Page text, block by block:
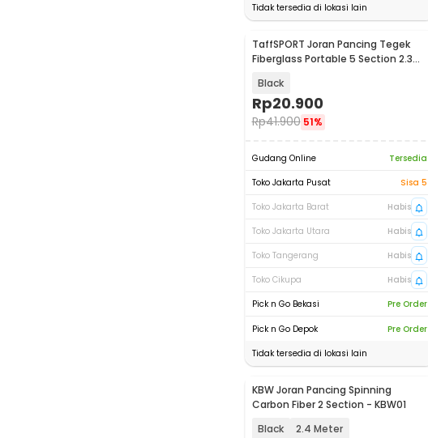
Tidak tersedia di lokasi lain
TaffSPORT Joran Pancing Tegek
Fiberglass Portable 5 Section 2.3M
Black
Rp20.900
Rp41.900 51%
Gudang Online
Tersedia
Toko Jakarta Pusat
Sisa 5
Toko Jakarta Barat
Habis
Toko Jakarta Utara
Habis
Toko Tangerang
Habis
Toko Cikupa
Habis
Pick n Go Bekasi
Pre Order
Pick n Go Depok
Pre Order
Tidak tersedia di lokasi lain
KBW Joran Pancing Spinning
Carbon Fiber 2 Section - KBW01
Black
2.4 Meter